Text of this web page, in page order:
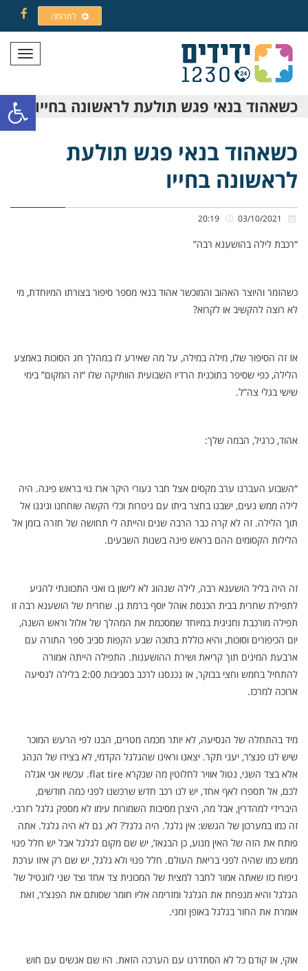
פתח
לתרומה
תפריט
כשאהוד בנאי פגש תולעת לראשונה בחייו
כשאהוד בנאי פגש תולעת
לראשונה בחייו
“רכבת לילה בהושענא רבה”
כשהזמר והיוצר האהוב והמוכשר אהוד בנאי מספר סיפור בצורתו המיוחדת, מי
לא רוצה להקשיב או לקרוא?
אז זה הסיפור שלו, מילה במילה, על מה שאירע לו במהלך חג הסוכות באמצע
הלילה, כפי שסיפר בתוכנית הרדיו השבועית הוותיקה שלו “זה המקום” בימי
שישי בגלי צה”ל.
אהוד, כרגיל, הבמה שלך:
“השבוע העברנו ערב מקסים אצל חבר נעורי היקר ארז נוי בראש פינה. היה
לילה ממש נעים, ישבנו בחצר ביתו עם גיטרות וכלי הקשה שוחחנו וניגנו אל
תוך הלילה. זה לא קרה כבר הרבה שנים והייתה לי תחושה של חזרה בזמן אל
הלילות הקסומים ההם בראש פינה בשנות השבעים.
זה היה בליל הושענא רבה, לילה שנהוג לא לישון בו ואני התכוונתי להגיע
לתפילת שחרית בבית הכנסת אוהל יוסף ברמת גן. שחרית של הושענא רבה זו
תפילה מורכבת וחגיגית במיוחד שמסכמת את המהלך של אלול וראש השנה,
יום הכיפורים וסוכות, והיא כוללת בתוכה שבע הקפות סביב ספר התורה עם
ארבעת המינים תוך קריאת ושירת ההושענות. התפילה הייתה אמורה
להתחיל בחמש וחצי בבוקר, אז נכנסנו לרכב בסביבות 2:00 בלילה לנסיעה
ארוכה למרכז.
מיד בהתחלה של הנסיעה, לא יותר מכמה מטרים, הבנו לפי הרעש המוכר
שיש לנו פנצ’ר, יעני תקר. יצאנו וראינו שהגלגל הקדמי, לא בצידו של הנהג
אלא בצד השני, נטול אוויר לחלוטין מה שנקרא flat tire. עכשיו אני אגלה
לכם, אל תספרו לאף אחד, יש לנו רכב חדש שרכשנו לפני כמה חודשים,
היברידי למהדרין, אבל מה, היצרן מסיבות השמורות עימו לא מספק גלגל רזרבי.
זה כמו במערכון של הגשש: אין גלגל. היה גלגל? לא, גם לא היה גלגל. אתה
פותח את הזה של האין מנוע, כן הבגאז’, יש שם מקום לגלגל אבל יש חלל פנוי
ממש כמו שהיה לפני בריאת העולם. חלל פנוי ולא גלגל, יש שם רק איזו ערכת
ניפוח כזו שאתה אמור לחבר למצית של המכונית צד אחד וצד שני לוונטיל של
הגלגל והיא מנפחת את הגלגל ומזרימה אליו חומר שסותם את הפנצ’ר, זאת
אומרת את החור בגלגל באופן זמני.
אוקי, אז קודם כל לא הסתדרנו עם הערכה הזאת. היו שם אנשים עם חוש